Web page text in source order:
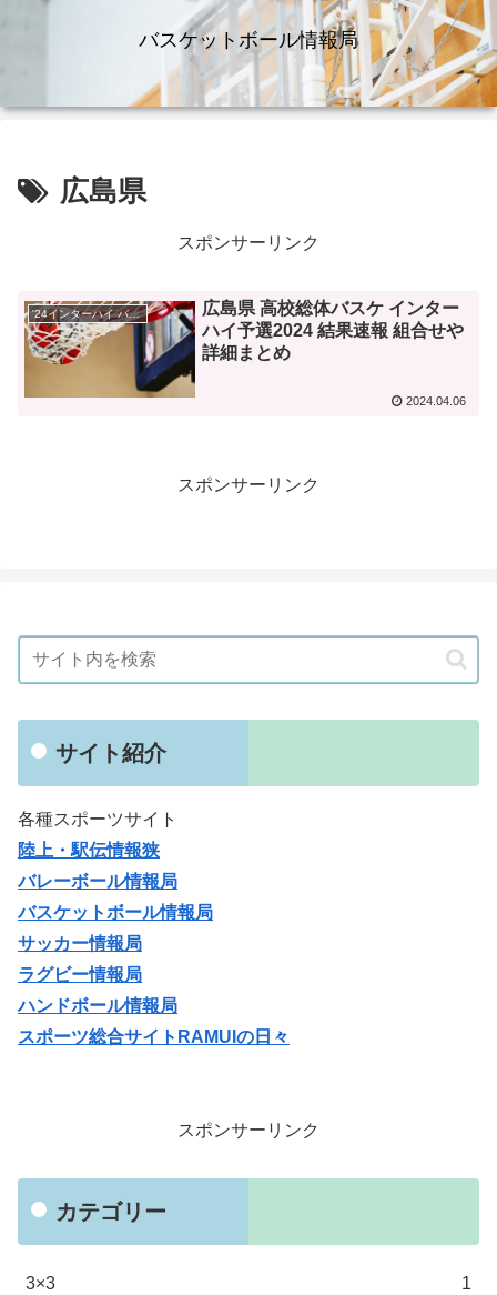
バスケットボール情報局
広島県
スポンサーリンク
'24インターハイ バスケ
広島県 高校総体バスケ インター
ハイ予選2024 結果速報 組合せや
詳細まとめ
2024.04.06
スポンサーリンク
サイト紹介
各種スポーツサイト
陸上・駅伝情報狭
バレーボール情報局
バスケットボール情報局
サッカー情報局
ラグビー情報局
ハンドボール情報局
スポーツ総合サイトRAMUIの日々
スポンサーリンク
カテゴリー
3×3 1